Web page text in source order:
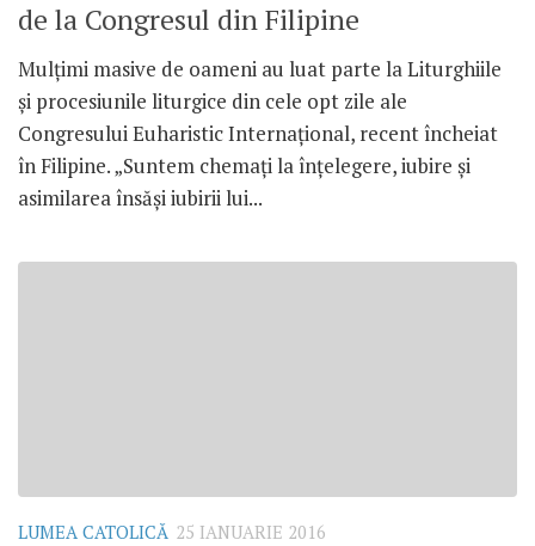
de la Congresul din Filipine
Mulțimi masive de oameni au luat parte la Liturghiile
și procesiunile liturgice din cele opt zile ale
Congresului Euharistic Internațional, recent încheiat
în Filipine. „Suntem chemați la înțelegere, iubire și
asimilarea însăși iubirii lui...
LUMEA CATOLICĂ 25 IANUARIE 2016